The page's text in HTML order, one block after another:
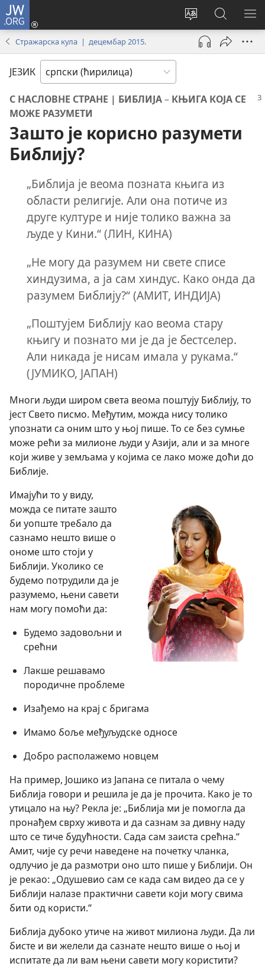
JW.ORG
Промени
језик
сајта
Пријава
(отвара
прозор)
Претрага
сајта
JW.ORG
Стражарска кула | децембар 2015.
ЈЕЗИК
С НАСЛОВНЕ СТРАНЕ | БИБЛИЈА– КЊИГА КОЈА СЕ
МОЖЕ РАЗУМЕТИ
Зашто је корисно разумети
Библију?
„Библија је веома позната књига из
области религије. Али она потиче из
друге културе и није толико важна за
људе у Кини.“ (ЛИН, КИНА)
„Не могу да разумем ни свете списе
хиндузима, а ја сам хиндус. Како онда да
разумем Библију?“ (АМИТ, ИНДИЈА)
„Поштујем Библију као веома стару
књигу и познато ми је да је бестселер.
Али никада је нисам имала у рукама.“
(ЈУМИКО, ЈАПАН)
Многи људи широм света веома поштују Библију, то
јест Свето писмо. Међутим, можда нису толико
упознати са оним што у њој пише. То се без сумње
може рећи за милионе људи у Азији, али и за многе
који живе у земљама у којима се лако може доћи до
Библије.
Имајући то у виду,
можда се питате зашто
би уопште требало да
сазнамо нешто више о
ономе што стоји у
Библији. Уколико се
будемо потрудили да је
разумемо, њени савети
нам могу помоћи да:
Будемо задовољни и
срећни
Лакше решавамо
породичне проблеме
Изађемо на крај с бригама
Имамо боље међуљудске односе
Добро располажемо новцем
На пример, Јошико из Јапана се питала о чему
Библија говори и решила је да је прочита. Како је то
утицало на њу? Рекла је: „Библија ми је помогла да
пронађем сврху живота и да сазнам за дивну наду
што се тиче будућности. Сада сам заиста срећна.“
Амит, чије су речи наведене на почетку чланка,
одлучио је да размотри оно што пише у Библији. Он
је рекао: „Одушевио сам се када сам видео да се у
Библији налазе практични савети који могу свима
бити од користи.“
Библија дубоко утиче на живот милиона људи. Да ли
бисте и ви желели да сазнате нешто више о њој и
испитате да ли вам њени савети могу користити?